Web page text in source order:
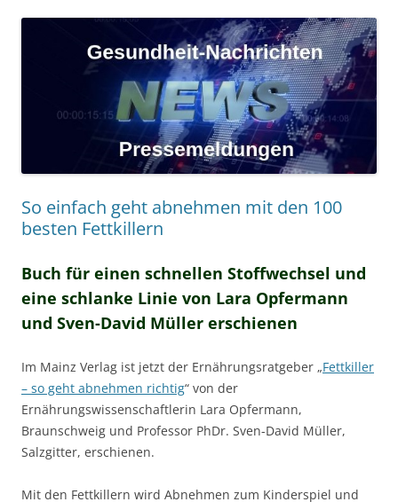
So einfach geht abnehmen mit den 100
besten Fettkillern
Buch für einen schnellen Stoffwechsel und
eine schlanke Linie von Lara Opfermann
und Sven-David Müller erschienen
Im Mainz Verlag ist jetzt der Ernährungsratgeber „Fettkiller
– so geht abnehmen richtig“ von der
Ernährungswissenschaftlerin Lara Opfermann,
Braunschweig und Professor PhDr. Sven-David Müller,
Salzgitter, erschienen.
Mit den Fettkillern wird Abnehmen zum Kinderspiel und